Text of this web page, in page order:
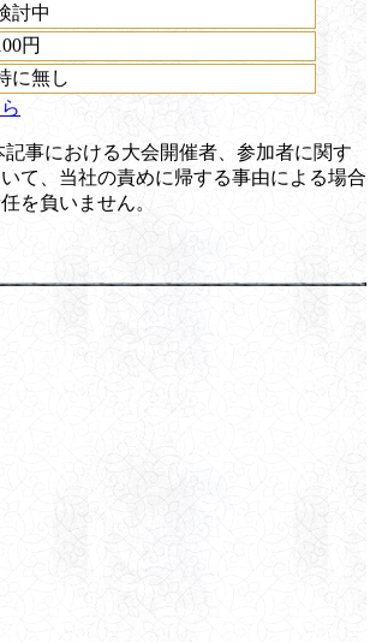
討中
円
に無し
記事における大会開催者、参加者に関す
て、当社の責めに帰する事由による場合
を負いません。